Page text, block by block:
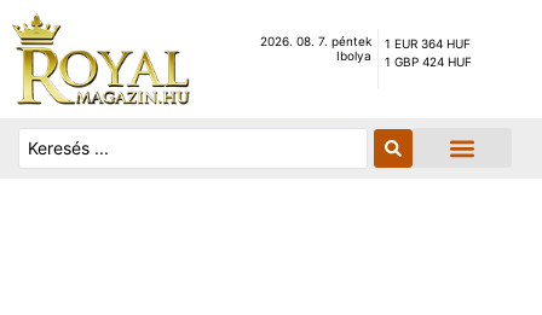
2026. 08. 7. péntek
Ibolya
1 EUR 364 HUF
1 GBP 424 HUF